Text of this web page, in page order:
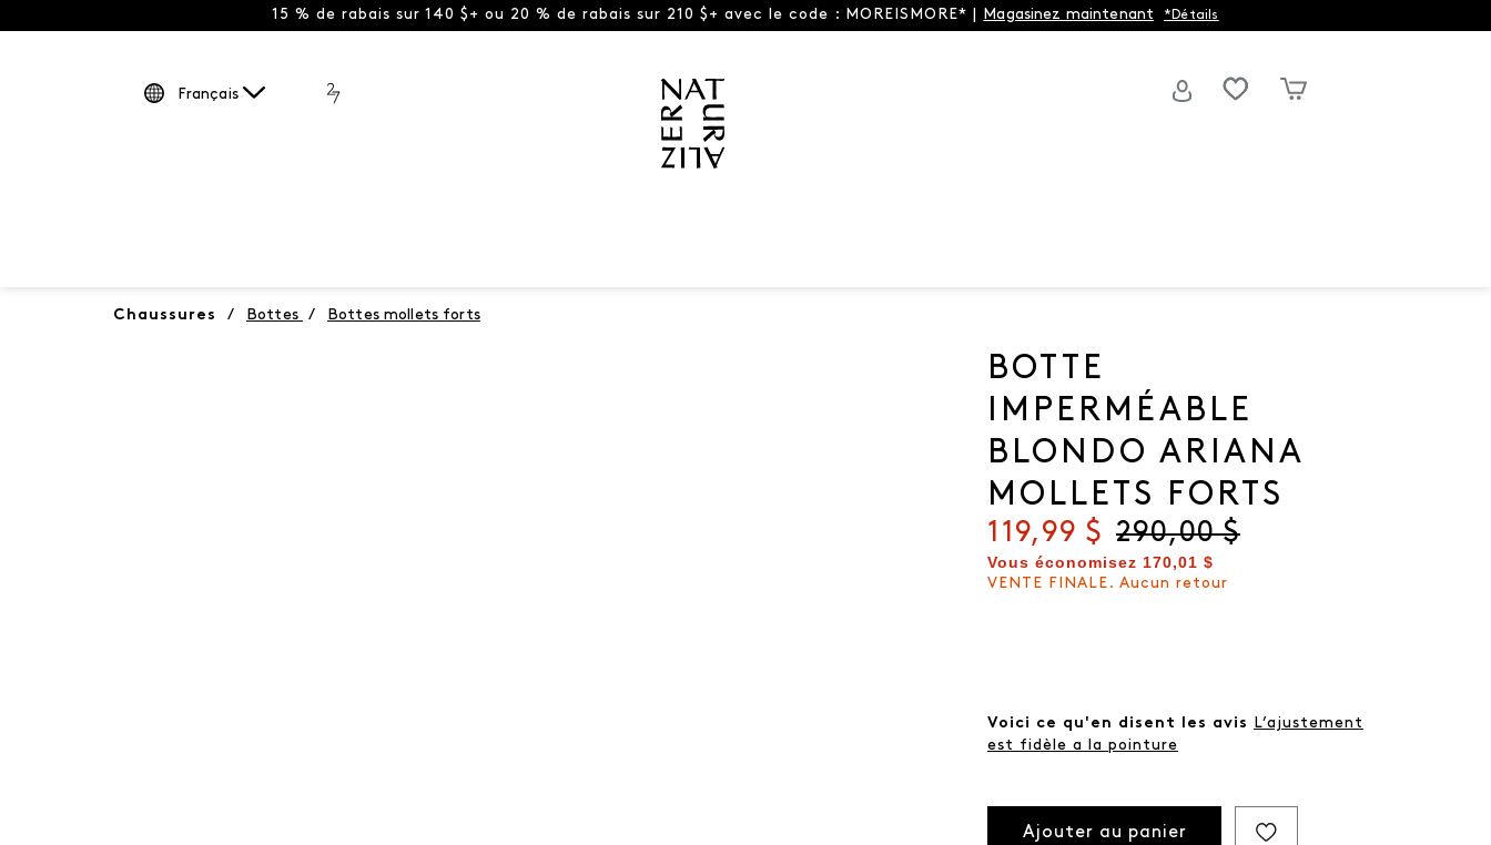
15 % de rabais sur 140 $+ ou 20 % de rabais sur 210 $+ avec le code : MOREISMORE* | Magasinez maintenant *Détails
Français
Chaussures / Bottes / Bottes mollets forts
BOTTE
IMPERMÉABLE
BLONDO ARIANA
MOLLETS FORTS
Prix actuel
119,99 $ Prix d'origine
290,00 $
Vous économisez 170,01 $
VENTE FINALE. Aucun retour
Voici ce qu'en disent les avis L’ajustement
est fidèle a la pointure
Ajouter au panier